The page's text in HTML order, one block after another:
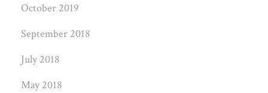
October 2019
September 2018
July 2018
May 2018